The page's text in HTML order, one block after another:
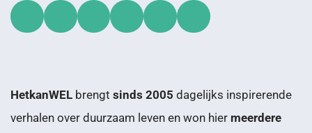
HetkanWEL brengt sinds 2005 dagelijks inspirerende
verhalen over duurzaam leven en won hier meerdere